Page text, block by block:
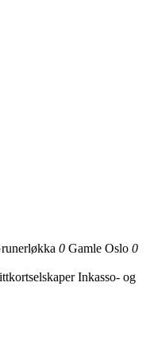
0 Gamle Oslo 0
Inkasso- og